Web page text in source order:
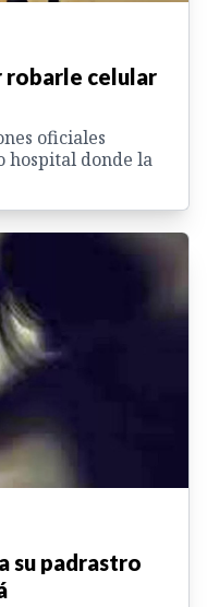
robarle celular
oficiales
hospital donde la
su padrastro